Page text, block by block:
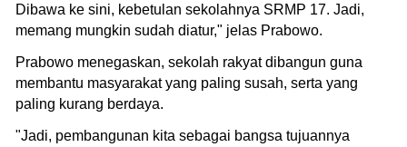
Dibawa ke sini, kebetulan sekolahnya SRMP 17. Jadi,
memang mungkin sudah diatur," jelas Prabowo.
Prabowo menegaskan, sekolah rakyat dibangun guna
membantu masyarakat yang paling susah, serta yang
paling kurang berdaya.
"Jadi, pembangunan kita sebagai bangsa tujuannya